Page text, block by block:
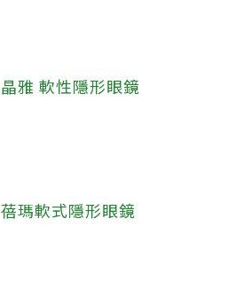
晶雅 軟性隱形眼鏡
蓓瑪軟式隱形眼鏡